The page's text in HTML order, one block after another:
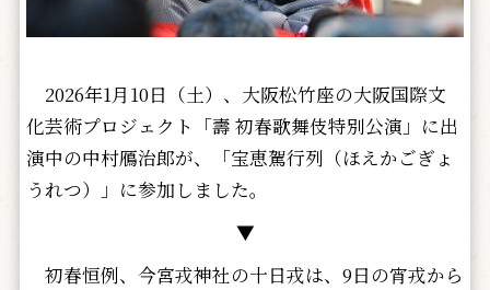
2026年1月10日（土）、大阪松竹座の大阪国際文
化芸術プロジェクト「壽 初春歌舞伎特別公演」に出
演中の中村鴈治郎が、「宝恵駕行列（ほえかごぎょ
うれつ）」に参加しました。
▼
初春恒例、今宮戎神社の十日戎は、9日の宵戎から